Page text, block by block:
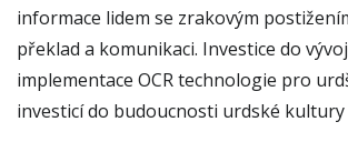
informace lidem se zrakovým
překlad a komunikaci. Investice do
implementace OCR technologie pro
investicí do budoucnosti urdské kultury